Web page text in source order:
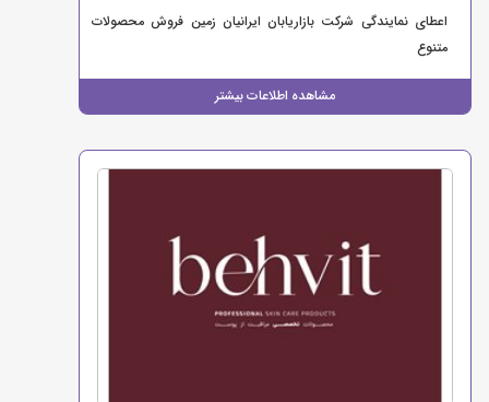
اعطای نمایندگی شرکت بازاریابان ایرانیان زمین فروش محصولات
متنوع
مشاهده اطلاعات بیشتر